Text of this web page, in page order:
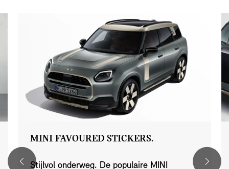
MINI FAVOURED STICKERS.
Stijlvol onderweg. De populaire MINI